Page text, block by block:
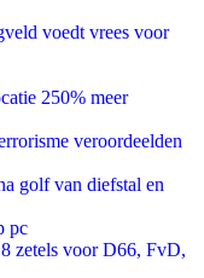
voedt vrees voor
250% meer
veroordeelden
golf van diefstal en
pc
zetels voor D66, FvD,